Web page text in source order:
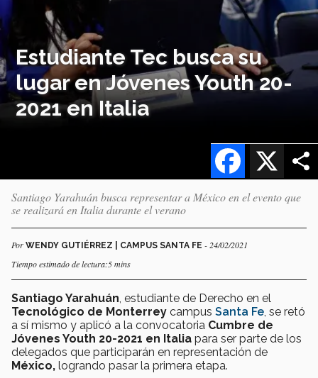
Estudiante Tec busca su
lugar en Jóvenes Youth 20-
2021 en Italia
X
Facebook
Santiago Yarahuán busca representar a México en el evento que
se realizará en Italia durante el verano
Por WENDY GUTIÉRREZ | CAMPUS SANTA FE - 24/02/2021
Tiempo estimado de lectura:5 mins
Santiago Yarahuán , estudiante de Derecho en el
Tecnológico de Monterrey campus Santa Fe , se retó
a sí mismo y aplicó a la convocatoria Cumbre de
Jóvenes Youth 20-2021 en Italia para ser parte de los
delegados que participarán en representación de
México, logrando pasar la primera etapa.